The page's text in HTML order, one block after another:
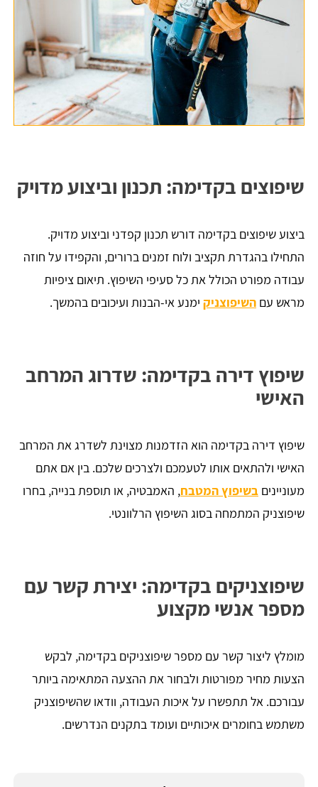
שיפוצים בקדימה: תכנון וביצוע מדויק
ביצוע שיפוצים בקדימה דורש תכנון קפדני וביצוע מדויק.
התחילו בהגדרת תקציב ולוח זמנים ברורים, והקפידו על חוזה
עבודה מפורט הכולל את כל סעיפי השיפוץ. תיאום ציפיות
מראש עם השיפוצניק ימנע אי-הבנות ועיכובים בהמשך.
שיפוץ דירה בקדימה: שדרוג המרחב
האישי
שיפוץ דירה בקדימה הוא הזדמנות מצוינת לשדרג את המרחב
האישי ולהתאים אותו לטעמכם ולצרכים שלכם. בין אם אתם
מעוניינים בשיפוץ המטבח, האמבטיה, או תוספת בנייה, בחרו
שיפוצניק המתמחה בסוג השיפוץ הרלוונטי.
שיפוצניקים בקדימה: יצירת קשר עם
מספר אנשי מקצוע
מומלץ ליצור קשר עם מספר שיפוצניקים בקדימה, לבקש
הצעות מחיר מפורטות ולבחור את ההצעה המתאימה ביותר
עבורכם. אל תתפשרו על איכות העבודה, וודאו שהשיפוצניק
משתמש בחומרים איכותיים ועומד בתקנים הנדרשים.